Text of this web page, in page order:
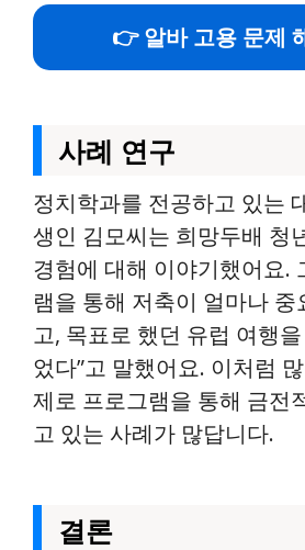
👉 알바 고용 문제
사례 연구
정치학과를 전공하고 있는
생인 김모씨는 희망두배 청
경험에 대해 이야기했어요.
램을 통해 저축이 얼마나
고, 목표로 했던 유럽 여행
었다”고 말했어요. 이처럼
제로 프로그램을 통해 금전
고 있는 사례가 많답니다.
결론